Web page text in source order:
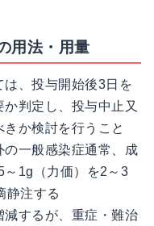
用法・用量
は、投与開始後3日を
判定し、投与中止又
か検討を行うこと
の一般感染症通常、成
～1g（力価）を2～3
静注する
減するが、重症・難治